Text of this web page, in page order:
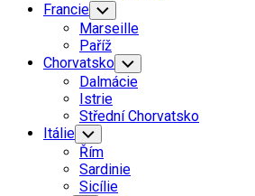
Francie Toggle
Child
Menu
Marseille
Paříž
Chorvatsko Toggle
Child
Menu
Dalmácie
Istrie
Střední Chorvatsko
Itálie Toggle
Child
Menu
Řím
Sardinie
Sicílie